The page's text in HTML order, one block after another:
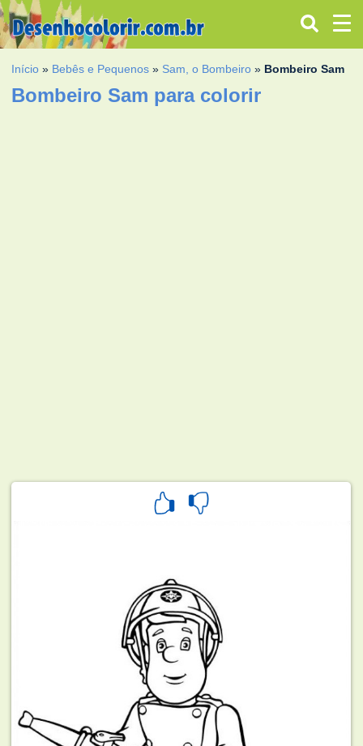
Início » Bebês e Pequenos » Sam, o Bombeiro » Bombeiro Sam
Bombeiro Sam para colorir